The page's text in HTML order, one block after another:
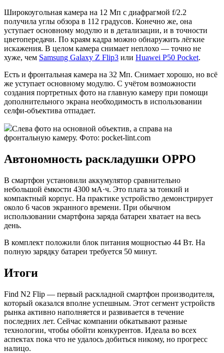
Широкоугольная камера на 12 Мп с диафрагмой f/2.2
получила углы обзора в 112 градусов. Конечно же, она
уступает основному модулю и в детализации, и в точности
цветопередачи. По краям кадра можно обнаружить лёгкие
искажения. В целом камера снимает неплохо — точно не
хуже, чем Samsung Galaxy Z Flip3 или Huawei P50 Pocket.
Есть и фронтальная камера на 32 Мп. Снимает хорошо, но всё
же уступает основному модулю. С учётом возможности
создания портретных фото на главную камеру при помощи
дополнительного экрана необходимость в использовании
селфи-объектива отпадает.
Слева фото на основной объектив, а справа на
фронтальную камеру. Фото: pocket-lint.com
Автономность раскладушки OPPO
В смартфон установили аккумулятор сравнительно
небольшой ёмкости 4300 мА·ч. Это плата за тонкий и
компактный корпус. На практике устройство демонстрирует
около 6 часов экранного времени. При обычном
использовании смартфона заряда батареи хватает на весь
день.
В комплект положили блок питания мощностью 44 Вт. На
полную зарядку батареи требуется 50 минут.
Итоги
Find N2 Flip — первый раскладной смартфон производителя,
который оказался вполне успешным. Этот сегмент устройств
рынка активно наполняется и развивается в течение
последних лет. Сейчас компании обкатывают разные
технологии, чтобы обойти конкурентов. Идеала во всех
аспектах пока что не удалось добиться никому, но прогресс
налицо.